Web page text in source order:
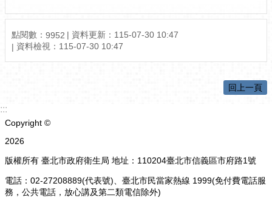
點閱數： 9952 資料更新： 115-07-30 10:47
資料檢視： 115-07-30 10:47
回上一頁
:::
Copyright ©
2026
版權所有 臺北市政府衛生局 地址：110204臺北市信義區市府路1號
電話：02-27208889(代表號)、臺北市民當家熱線 1999(免付費電話服
務，公共電話，放心講及第二類電信除外)